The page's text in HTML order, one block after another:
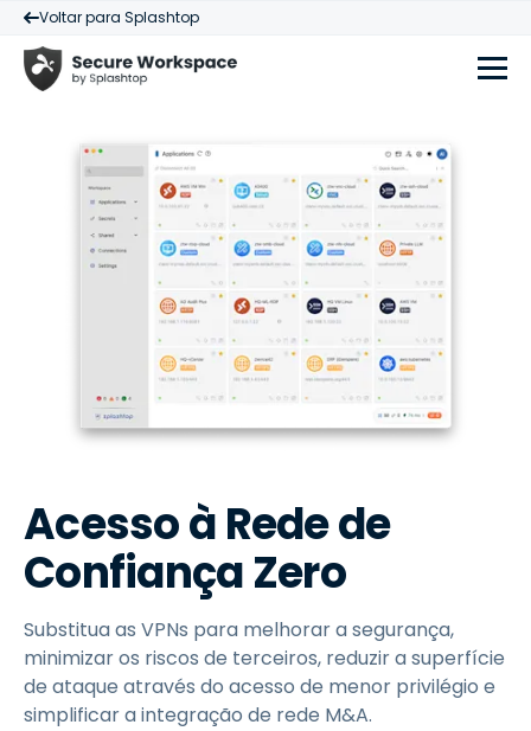
Voltar para Splashtop
Acesso à Rede de
Confiança Zero
Substitua as VPNs para melhorar a segurança,
minimizar os riscos de terceiros, reduzir a superfície
de ataque através do acesso de menor privilégio e
simplificar a integração de rede M&A.